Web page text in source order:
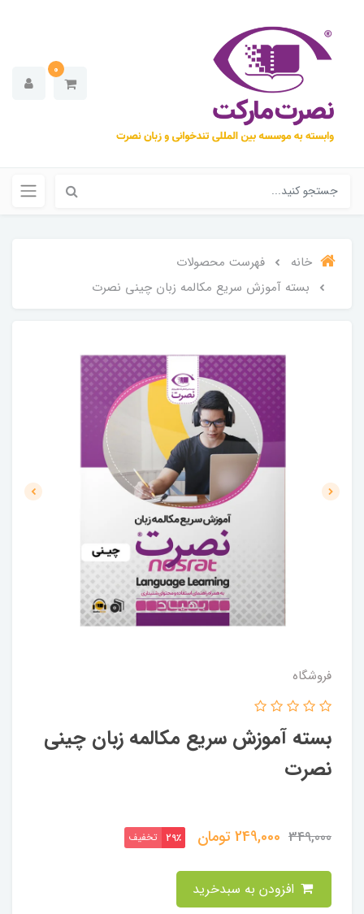
0
خانه
فهرست محصولات
بسته آموزش سریع مکالمه زبان چینی نصرت
فروشگاه
بسته آموزش سریع مکالمه زبان چینی
نصرت
349,000
249,000تومان 29٪ تخفیف